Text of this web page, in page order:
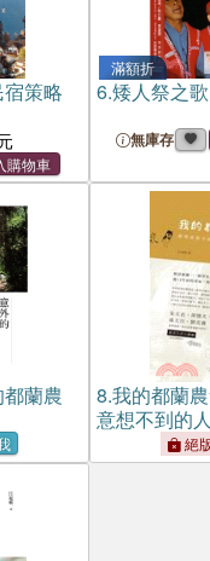
策略
滿額折
6.矮人祭之
無庫存
蘭農
8.我的都蘭
意想不到的
絕